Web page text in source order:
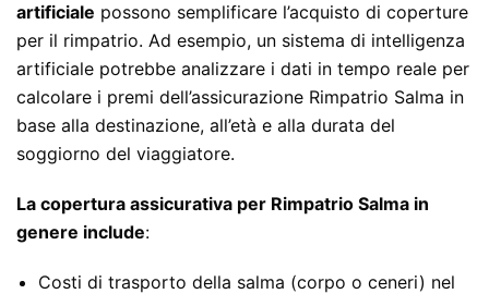
artificiale possono semplificare l’acquisto di coperture
per il rimpatrio. Ad esempio, un sistema di intelligenza
artificiale potrebbe analizzare i dati in tempo reale per
calcolare i premi dell’assicurazione Rimpatrio Salma in
base alla destinazione, all’età e alla durata del
soggiorno del viaggiatore.
La copertura assicurativa per Rimpatrio Salma in
genere include:
Costi di trasporto della salma (corpo o ceneri) nel